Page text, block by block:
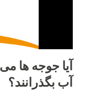
آیا جوجه ها
آب بگذرانند؟